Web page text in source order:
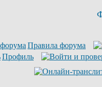
Правила форума
Профиль